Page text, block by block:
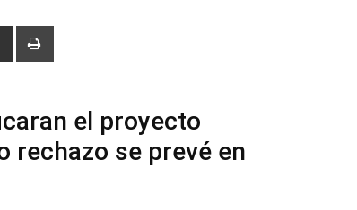
Share
el proyecto
rechazo se prevé en